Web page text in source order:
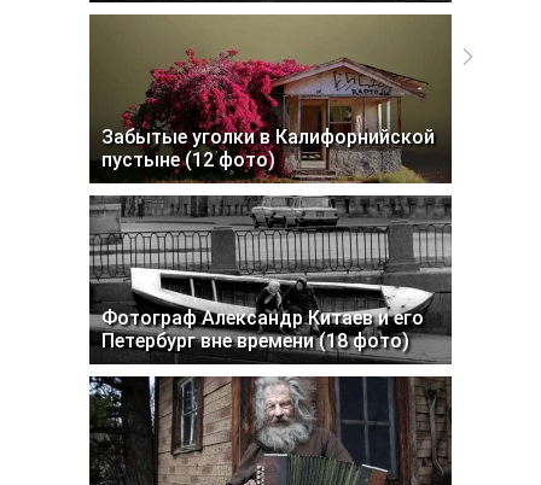
Забытые уголки в Калифорнийской
пустыне (12 фото)
Фотограф Александр Китаев и его
Петербург вне времени (18 фото)